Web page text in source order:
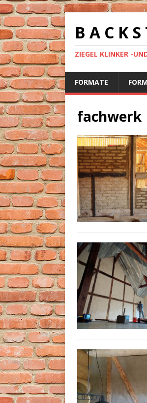
B A C K
ZIEGEL KLINKER -
FORMATE
fachwerk